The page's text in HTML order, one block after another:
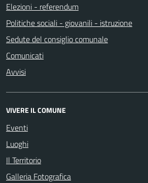
Elezioni - referendum
Politiche sociali - giovanili - istruzione
Sedute del consiglio comunale
Comunicati
Avvisi
VIVERE IL COMUNE
Eventi
Luoghi
Il Territorio
Galleria Fotografica